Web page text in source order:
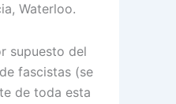
Waterloo.
supuesto del
fascistas (se
de toda esta